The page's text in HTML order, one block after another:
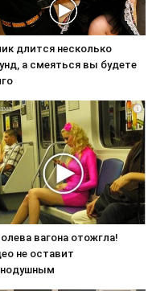
длится несколько
а смеяться вы будете
i
вагона отожгла!
не оставит